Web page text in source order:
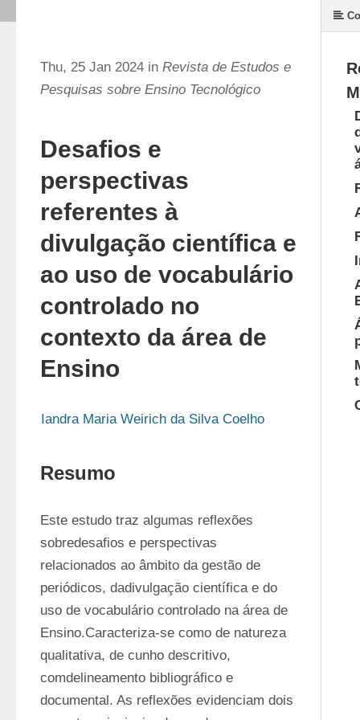
Thu, 25 Jan 2024 in Revista de Estudos e
Pesquisas sobre Ensino Tecnológico
Desafios e
perspectivas
referentes à
divulgação científica e
ao uso de vocabulário
controlado no
contexto da área de
Ensino
Iandra Maria Weirich da Silva Coelho
Resumo
Este estudo traz algumas reflexões
sobredesafios e perspectivas
relacionados ao âmbito da gestão de
periódicos, dadivulgação científica e do
uso de vocabulário controlado na área de
Ensino.Caracteriza-se como de natureza
qualitativa, de cunho descritivo,
comdelineamento bibliográfico e
documental. As reflexões evidenciam dois